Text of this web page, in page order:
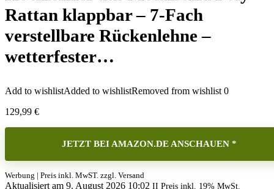
Rattan klappbar – 7-Fach
verstellbare Rückenlehne –
wetterfester…
Add to wishlistAdded to wishlistRemoved from wishlist 0
129,99 €
JETZT BEI AMAZON.DE ANSCHAUEN *
Werbung | Preis inkl. MwST. zzgl. Versand
Aktualisiert am 9. August 2026 10:02 II Preis inkl. 19% MwSt.